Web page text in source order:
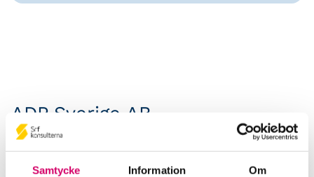
Samtycke Information Om
ADP Sverige AB
Srf Auktoriserade konsulter
Cecilia Melcher